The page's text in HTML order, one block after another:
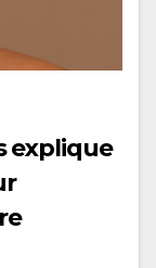
explique